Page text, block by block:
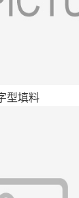
型填料